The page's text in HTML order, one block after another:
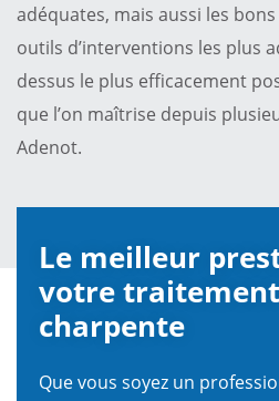
adéquates, mais aussi les
outils d’interventions les plus
dessus le plus efficacement
que l’on maîtrise depuis
Adenot.
Le meilleur
votre
charpente
Que vous soyez un